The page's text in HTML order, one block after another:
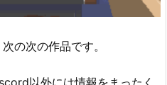
の次の作品です。
以外には情報をまったく